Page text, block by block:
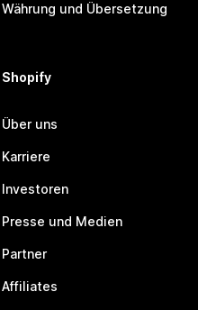
Währung und Übersetzung
Shopify
Über uns
Karriere
Investoren
Presse und Medien
Partner
Affiliates